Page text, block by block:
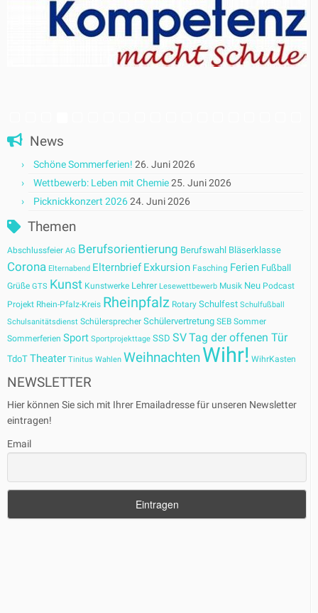
News
Schöne Sommerferien! 26. Juni 2026
Wettbewerb: Leben mit Chemie25. Juni 2026
Picknickkonzert 202624. Juni 2026
Themen
Abschlussfeier AG Berufsorientierung Berufswahl Bläserklasse
Corona Elternabend Elternbrief Exkursion Fasching Ferien Fußball
Grüße GTS Kunst Kunstwerke Lehrer Lesewettbewerb Musik Neu Podcast
Projekt Rhein-Pfalz-Kreis Rheinpfalz Rotary Schulfest Schulfußball
Schulsanitätsdienst Schülersprecher Schülervertretung SEB Sommer
Sommerferien Sport Sportprojekttage SSD SVTag der offenen Tür
TdoT Theater Tinitus Wahlen WeihnachtenWihr! WihrKasten
NEWSLETTER
Hier können Sie sich mit Ihrer Emailadresse für unseren Newsletter
eintragen!
Email